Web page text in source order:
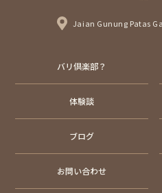
Jaian Gunung Patas
バリ倶楽部？
体験談
ブログ
お問い合わせ